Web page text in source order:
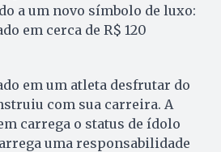
a um novo símbolo de luxo:
em cerca de R$ 120
em um atleta desfrutar do
com sua carreira. A
carrega o status de ídolo
uma responsabilidade